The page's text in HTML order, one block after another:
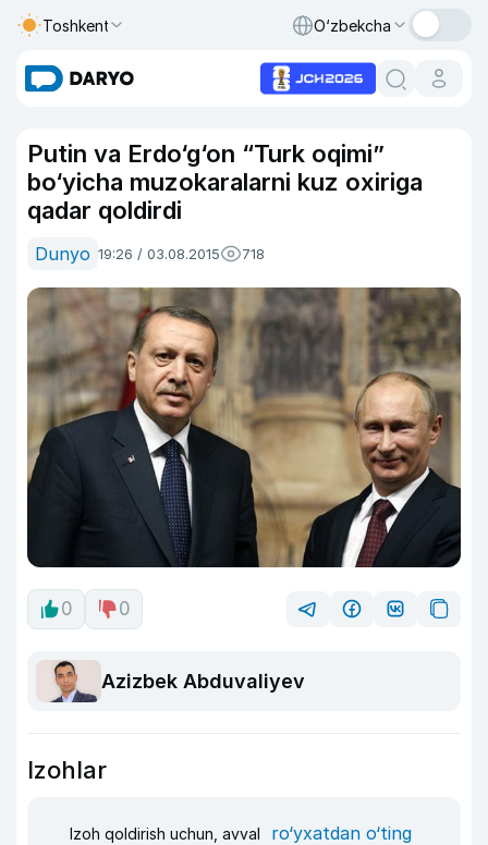
Toshkent O‘zbekcha
Putin va Erdo‘g‘on “Turk oqimi”
bo‘yicha muzokaralarni kuz oxiriga
qadar qoldirdi
Dunyo 19:26 / 03.08.2015 718
0 0
Azizbek Abduvaliyev
Izohlar
Izoh qoldirish uchun, avval ro‘yxatdan o‘ting